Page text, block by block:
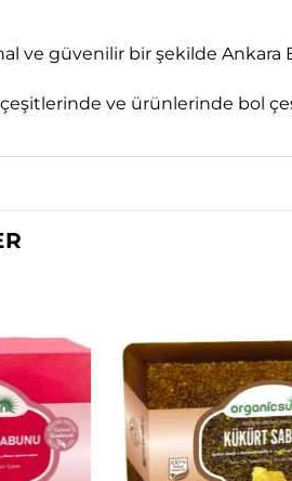
ve güvenilir bir şekilde Ankara
ve ürünlerinde bol